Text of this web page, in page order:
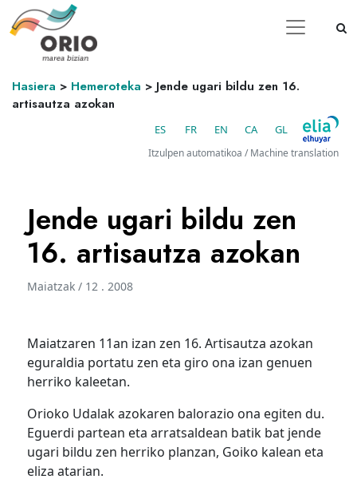
Hasiera > Hemeroteka >Jende ugari bildu zen 16.
artisautza azokan
ES FR EN CA GL
Itzulpen automatikoa / Machine translation
Jende ugari bildu zen
16. artisautza azokan
Maiatzak / 12 . 2008
Maiatzaren 11an izan zen 16. Artisautza azokan
eguraldia portatu zen eta giro ona izan genuen
herriko kaleetan.
Orioko Udalak azokaren balorazio ona egiten du.
Eguerdi partean eta arratsaldean batik bat jende
ugari bildu zen herriko planzan, Goiko kalean eta
eliza atarian.